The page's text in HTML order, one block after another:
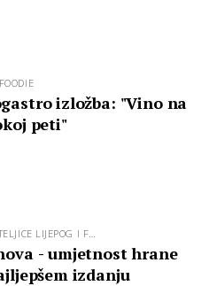
izložba: "Vino na
peti"
LIJEPOG I F…
- umjetnost hrane
izdanju